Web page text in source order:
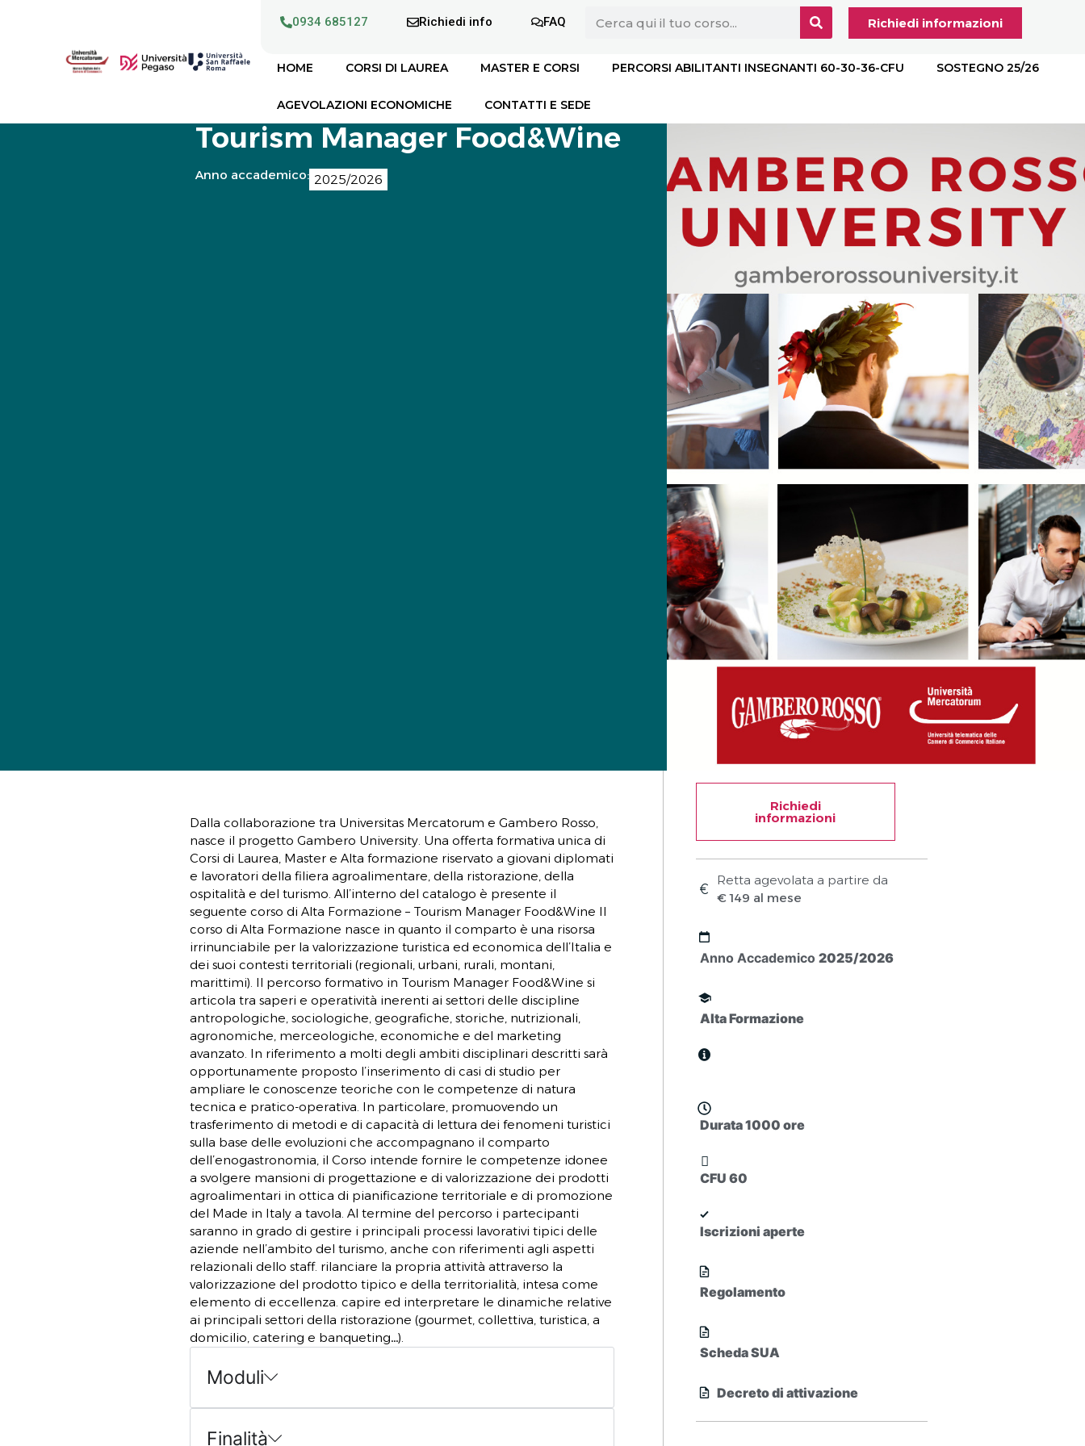
0934 685127 Richiedi info FAQ Richiedi informazioni
HOME CORSI DI LAUREA MASTER E CORSI PERCORSI ABILITANTI INSEGNANTI 60-30-36-CFU SOSTEGNO 25/26
AGEVOLAZIONI ECONOMICHE CONTATTI E SEDE
Tourism Manager Food&Wine
Anno accademico: 2025/2026
Dalla collaborazione tra Universitas Mercatorum e Gambero Rosso,
nasce il progetto Gambero University. Una offerta formativa unica di
Corsi di Laurea, Master e Alta formazione riservato a giovani diplomati
e lavoratori della filiera agroalimentare, della ristorazione, della
ospitalità e del turismo. All’interno del catalogo è presente il
seguente corso di Alta Formazione – Tourism Manager Food&Wine Il
corso di Alta Formazione nasce in quanto il comparto è una risorsa
irrinunciabile per la valorizzazione turistica ed economica dell’Italia e
dei suoi contesti territoriali (regionali, urbani, rurali, montani,
marittimi). Il percorso formativo in Tourism Manager Food&Wine si
articola tra saperi e operatività inerenti ai settori delle discipline
antropologiche, sociologiche, geografiche, storiche, nutrizionali,
agronomiche, merceologiche, economiche e del marketing
avanzato. In riferimento a molti degli ambiti disciplinari descritti sarà
opportunamente proposto l’inserimento di casi di studio per
ampliare le conoscenze teoriche con le competenze di natura
tecnica e pratico-operativa. In particolare, promuovendo un
trasferimento di metodi e di capacità di lettura dei fenomeni turistici
sulla base delle evoluzioni che accompagnano il comparto
dell’enogastronomia, il Corso intende fornire le competenze idonee
a svolgere mansioni di progettazione e di valorizzazione dei prodotti
agroalimentari in ottica di pianificazione territoriale e di promozione
del Made in Italy a tavola. Al termine del percorso i partecipanti
saranno in grado di gestire i principali processi lavorativi tipici delle
aziende nell’ambito del turismo, anche con riferimenti agli aspetti
relazionali dello staff. rilanciare la propria attività attraverso la
valorizzazione del prodotto tipico e della territorialità, intesa come
elemento di eccellenza. capire ed interpretare le dinamiche relative
ai principali settori della ristorazione (gourmet, collettiva, turistica, a
domicilio, catering e banqueting…).
Moduli
Finalità
Richiedi
informazioni
Retta agevolata a partire da
€ 149 al mese
Anno Accademico2025/2026
Alta Formazione
Durata 1000 ore
CFU 60
Iscrizioni aperte
Regolamento
Scheda SUA
Decreto di attivazione